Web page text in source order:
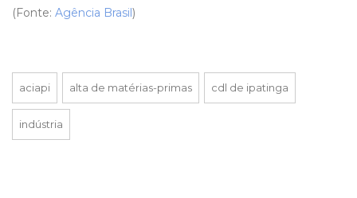
(Fonte: Agência Brasil)
aciapi alta de matérias-primas cdl de ipatinga
indústria